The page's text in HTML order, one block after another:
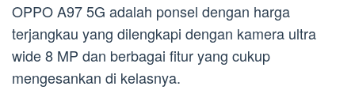
OPPO A97 5G adalah ponsel dengan harga
terjangkau yang dilengkapi dengan kamera ultra
wide 8 MP dan berbagai fitur yang cukup
mengesankan di kelasnya.